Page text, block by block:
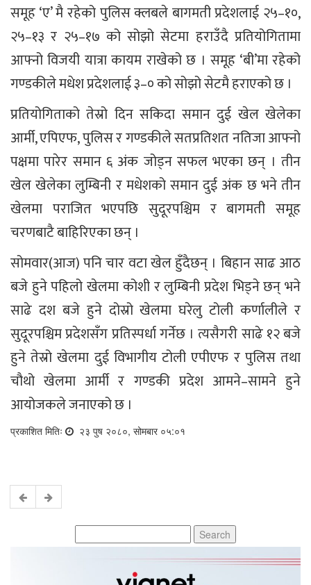
समूह ‘ए’ मै रहेको पुलिस क्लबले बागमती प्रदेशलाई २५–१०,
२५–१३ र २५–१७ को सोझो सेटमा हराउँदै प्रतियोगितामा
आफ्नो विजयी यात्रा कायम राखेको छ । समूह ‘बी’मा रहेको
गण्डकीले मधेश प्रदेशलाई ३–० को सोझो सेटमै हराएको छ ।
प्रतियोगिताको तेस्रो दिन सकिदा समान दुई खेल खेलेका
आर्मी, एपिएफ, पुलिस र गण्डकीले सतप्रतिशत नतिजा आफ्नो
पक्षमा पारेर समान ६ अंक जोड्न सफल भएका छन् । तीन
खेल खेलेका लुम्बिनी र मधेशको समान दुई अंक छ भने तीन
खेलमा पराजित भएपछि सुदूरपश्चिम र बागमती समूह
चरणबाटै बाहिरिएका छन् ।
सोमवार(आज) पनि चार वटा खेल हुँदैछन् । बिहान साढ आठ
बजे हुने पहिलो खेलमा कोशी र लुम्बिनी प्रदेश भिड्ने छन् भने
साढे दश बजे हुने दोस्रो खेलमा घरेलु टोली कर्णालीले र
सुदूरपश्चिम प्रदेशसँग प्रतिस्पर्धा गर्नेछ । त्यसैगरी साढे १२ बजे
हुने तेस्रो खेलमा दुई विभागीय टोली एपीएफ र पुलिस तथा
चौथो खेलमा आर्मी र गण्डकी प्रदेश आमने–सामने हुने
आयोजकले जनाएको छ ।
प्रकाशित मितिः २३ पुष २०८०, सोमबार ०५:०१
for: